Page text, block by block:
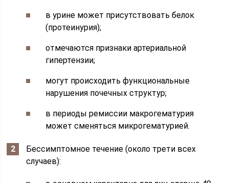
в урине может присутствовать белок
(протеинурия);
отмечаются признаки артериальной
гипертензии;
могут происходить функциональные
нарушения почечных структур;
в периоды ремиссии макрогематурия
может сменяться микрогематурией.
Бессимптомное течение (около трети всех
случаев):